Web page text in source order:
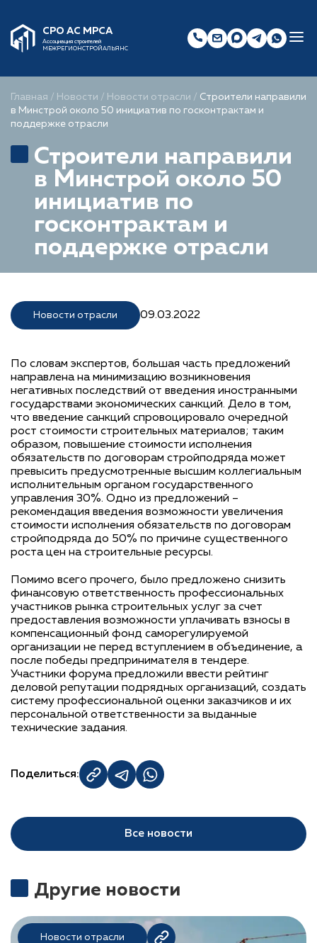
СРО АС МРСА
Ассоциация строителей
МЕЖРЕГИОНСТРОЙАЛЬЯНС
Главная / Новости / Новости отрасли / Строители направили
в Минстрой около 50 инициатив по госконтрактам и
поддержке отрасли
Строители направили
в Минстрой около 50
инициатив по
госконтрактам и
поддержке отрасли
Новости отрасли 09.03.2022
По словам экспертов, большая часть предложений
направлена на минимизацию возникновения
негативных последствий от введения иностранными
государствами экономических санкций. Дело в том,
что введение санкций спровоцировало очередной
рост стоимости строительных материалов; таким
образом, повышение стоимости исполнения
обязательств по договорам стройподряда может
превысить предусмотренные высшим коллегиальным
исполнительным органом государственного
управления 30%. Одно из предложений –
рекомендация введения возможности увеличения
стоимости исполнения обязательств по договорам
стройподряда до 50% по причине существенного
роста цен на строительные ресурсы.
Помимо всего прочего, было предложено снизить
финансовую ответственность профессиональных
участников рынка строительных услуг за счет
предоставления возможности уплачивать взносы в
компенсационный фонд саморегулируемой
организации не перед вступлением в объединение, а
после победы предпринимателя в тендере.
Участники форума предложили ввести рейтинг
деловой репутации подрядных организаций, создать
систему профессиональной оценки заказчиков и их
персональной ответственности за выданные
технические задания.
Поделиться:
Все новости
Другие новости
Новости отрасли